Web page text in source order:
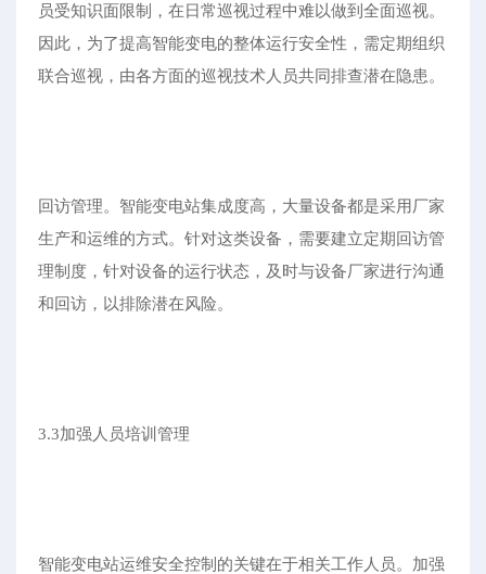
员受知识面限制，在日常巡视过程中难以做到全面巡视。
因此，为了提高智能变电的整体运行安全性，需定期组织
联合巡视，由各方面的巡视技术人员共同排查潜在隐患。
回访管理。智能变电站集成度高，大量设备都是采用厂家
生产和运维的方式。针对这类设备，需要建立定期回访管
理制度，针对设备的运行状态，及时与设备厂家进行沟通
和回访，以排除潜在风险。
3.3加强人员培训管理
智能变电站运维安全控制的关键在于相关工作人员。加强